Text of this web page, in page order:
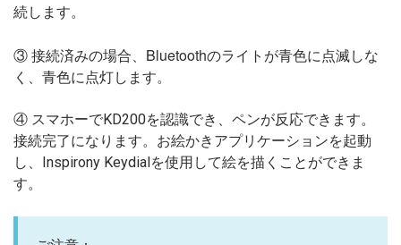
続します。
③ 接続済みの場合、Bluetoothのライトが青色に点滅しな
く、青色に点灯します。
④ スマホーでKD200を認識でき、ペンが反応できます。
接続完了になります。お絵かきアプリケーションを起動
し、Inspirony Keydialを使用して絵を描くことができま
す。